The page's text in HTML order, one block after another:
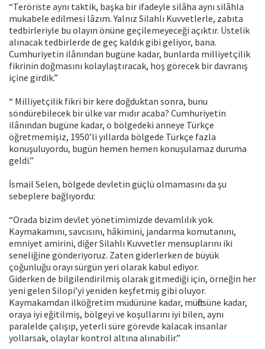
“Teröriste aynı taktik, başka bir ifadeyle silâha aynı silâhla
mukabele edilmesi lâzım. Yalnız Silahlı Kuvvetlerle, zabıta
tedbirleriyle bu olayın önüne geçilemeyeceği açıktır. Üstelik
alınacak tedbirlerde de geç kaldık gibi geliyor, bana.
Cumhuriyetin ilânından bugüne kadar, bunlarda milliyetçilik
fikrinin doğmasını kolaylaştıracak, hoş görecek bir davranış
içine girdik.”
“ Milliyetçilik fikri bir kere doğduktan sonra, bunu
söndürebilecek bir ülke var mıdır acaba? Cumhuriyetin
ilânından bugüne kadar, o bölgedeki anneye Türkçe
öğretmemişiz, 1950’li yıllarda bölgede Türkçe fazla
konuşuluyordu, bugün hemen hemen konuşulamaz duruma
geldi.”
İsmail Selen, bölgede devletin güçlü olmamasını da şu
sebeplere bağlıyordu:
“Orada bizim devlet yönetimimizde devamlılık yok.
Kaymakamını, savcısını, hâkimini, jandarma komutanını,
emniyet amirini, diğer Silahlı Kuvvetler mensuplarını iki
seneliğine gönderiyoruz. Zaten giderlerken de büyük
çoğunluğu orayı sürgün yeri olarak kabul ediyor.
Giderken de bilgilendirilmiş olarak gitmediği için, örneğin her
yeni gelen Silopi’yi yeniden keşfetmiş gibi oluyor.
Kaymakamdan ilköğretim müdürüne kadar, müftüsüne kadar,
oraya iyi eğitilmiş, bölgeyi ve koşullarını iyi bilen, aynı
paralelde çalışıp, yeterli süre görevde kalacak insanlar
yollarsak, olaylar kontrol altına alınabilir.”